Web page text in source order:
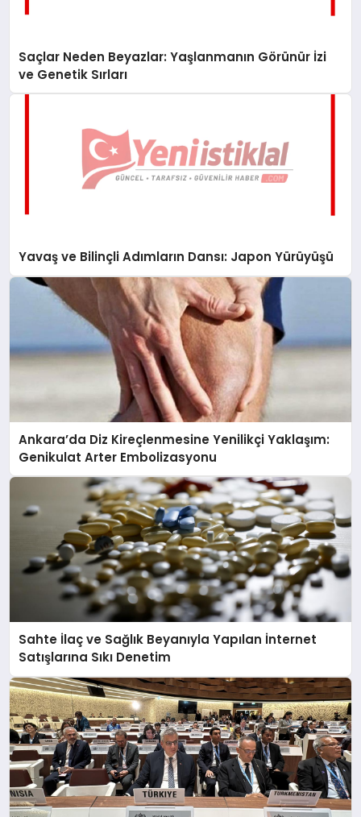
Saçlar Neden Beyazlar: Yaşlanmanın Görünür İzi
ve Genetik Sırları
Yavaş ve Bilinçli Adımların Dansı: Japon Yürüyüşü
Ankara’da Diz Kireçlenmesine Yenilikçi Yaklaşım:
Genikulat Arter Embolizasyonu
Sahte İlaç ve Sağlık Beyanıyla Yapılan İnternet
Satışlarına Sıkı Denetim